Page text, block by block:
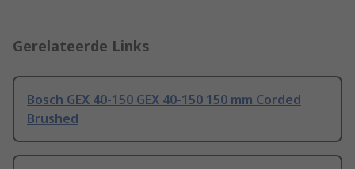
Gerelateerde Links
Bosch GEX 40-150 GEX 40-150 150 mm Corded
Brushed